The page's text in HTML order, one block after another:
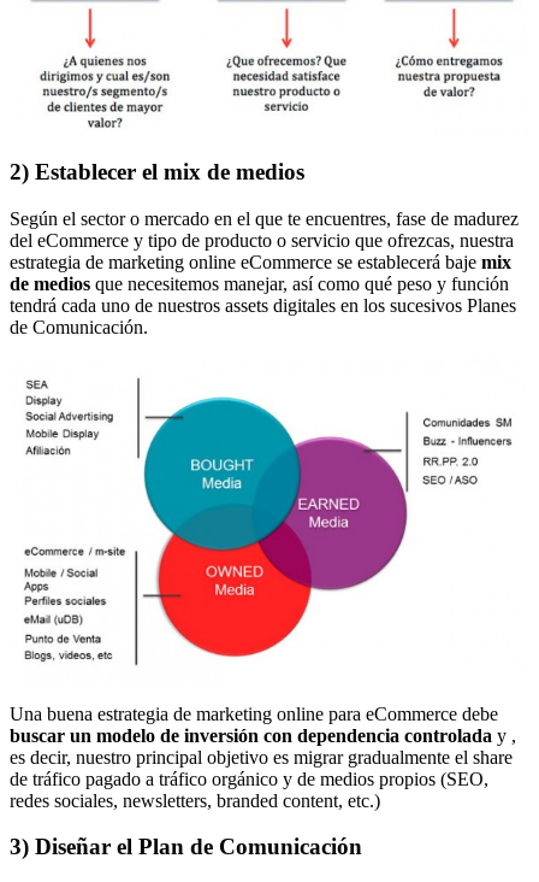
2) Establecer el mix de medios
Según el sector o mercado en el que te encuentres, fase de madurez
del eCommerce y tipo de producto o servicio que ofrezcas, nuestra
estrategia de marketing online eCommerce se establecerá baje mix
de medios que necesitemos manejar, así como qué peso y función
tendrá cada uno de nuestros assets digitales en los sucesivos Planes
de Comunicación.
Una buena estrategia de marketing online para eCommerce debe
buscar un modelo de inversión con dependencia controlada y ,
es decir, nuestro principal objetivo es migrar gradualmente el share
de tráfico pagado a tráfico orgánico y de medios propios (SEO,
redes sociales, newsletters, branded content, etc.)
3) Diseñar el Plan de Comunicación